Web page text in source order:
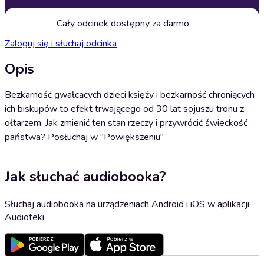
Cały odcinek dostępny za darmo
Zaloguj się i słuchaj odcinka
Opis
Bezkarność gwałcących dzieci księży i bezkarność chroniących
ich biskupów to efekt trwającego od 30 lat sojuszu tronu z
ołtarzem. Jak zmienić ten stan rzeczy i przywrócić świeckość
państwa? Posłuchaj w "Powiększeniu"
Jak słuchać audiobooka?
Słuchaj audiobooka na urządzeniach Android i iOS w aplikacji
Audioteki